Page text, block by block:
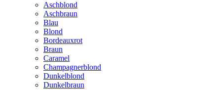
Aschblond
Aschbraun
Blau
Blond
Bordeauxrot
Braun
Caramel
Champagnerblond
Dunkelblond
Dunkelbraun